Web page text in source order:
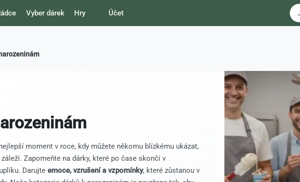
Vyber dárek Hry Účet
moment v roce, kdy můžete někomu blízkému ukázat,
Zapomeňte na dárky, které po čase skončí v
Darujte emoce, vzrušení a vzpomínky, které zůstanou v